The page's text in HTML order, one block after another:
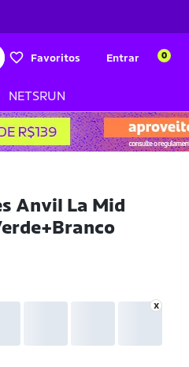
Favoritos Entrar 0
NETSRUN
Anvil La Mid